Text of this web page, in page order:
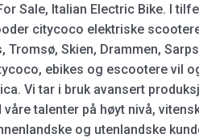
Sale, Italian Electric Bike. I
citycoco elektriske
Skien, Drammen,
ebikes og escootere vil
Vi tar i bruk avansert
talenter på høyt nivå,
og utenlandske